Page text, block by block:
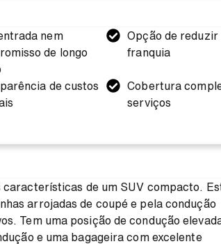
nem
de longo
Opção de reduzir
franquia
de custos
Cobertura
serviços
características de um SUV compacto.
arrojadas de coupé e pela condução
Tem uma posição de condução
e uma bagageira com excelente